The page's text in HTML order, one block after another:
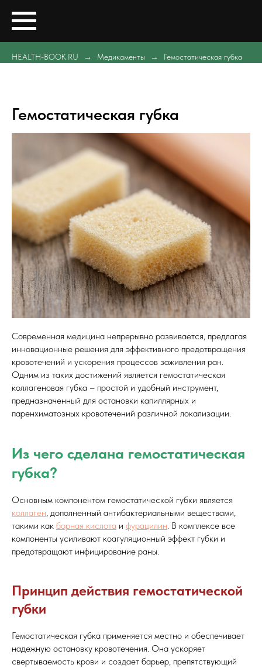
HEALTH-BOOK.RU Медикаменты Гемостатическая губка
Гемостатическая губка
Современная медицина непрерывно развивается, предлагая
инновационные решения для эффективного предотвращения
кровотечений и ускорения процессов заживления ран.
Одним из таких достижений является гемостатическая
коллагеновая губка – простой и удобный инструмент,
предназначенный для остановки капиллярных и
паренхиматозных кровотечений различной локализации.
Из чего сделана гемостатическая
губка?
Основным компонентом гемостатической губки является
коллаген, дополненный антибактериальными веществами,
такими как борная кислота и фурацилин. В комплексе все
компоненты усиливают коагуляционный эффект губки и
предотвращают инфицирование раны.
Принцип действия гемостатической
губки
Гемостатическая губка применяется местно и обеспечивает
надежную остановку кровотечения. Она ускоряет
свертываемость крови и создает барьер, препятствующий